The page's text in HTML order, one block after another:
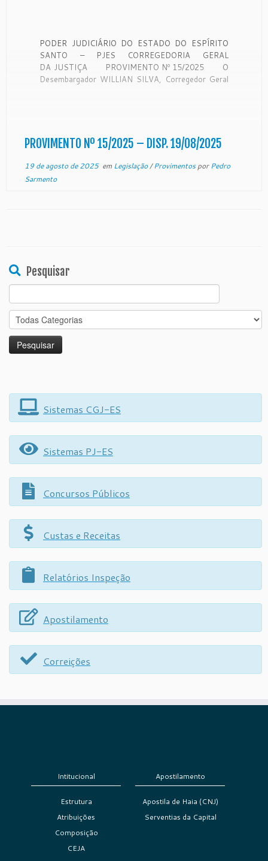
PODER JUDICIÁRIO DO ESTADO DO ESPÍRITO
SANTO – PJES CORREGEDORIA GERAL
DA JUSTIÇA PROVIMENTO Nº 15/2025 O
Desembargador WILLIAN SILVA, Corregedor Geral
PROVIMENTO Nº 15/2025 – DISP. 19/08/2025
19 de agosto de 2025em Legislação/ProvimentosporPedro
Sarmento
Pesquisar
for:
Sistemas CGJ-ES
Sistemas PJ-ES
Concursos Públicos
Custas e Receitas
Relatórios Inspeção
Apostilamento
Correições
Intitucional
Estrutura
Atribuições
Composição
CEJA
Apostilamento
Apostila de Haia (CNJ)
Serventias da Capital